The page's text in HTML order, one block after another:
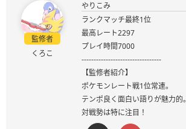
監修者
くろこ
やりこみ
ランクマッチ最終1位
最高レート2297
プレイ時間7000
---------------------------------
【監修者紹介】
ポケモンレート戦1位常連。
テンポ良く面白い語りが魅力的。
対戦勢は特に注目！